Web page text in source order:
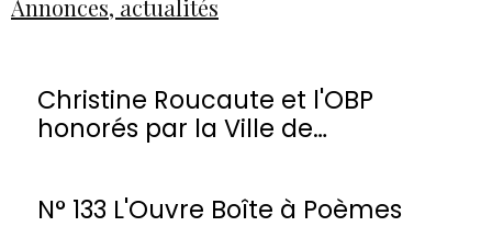
Annonces, actualités
Christine Roucaute et l'OBP
honorés par la Ville de
N° 133 L'Ouvre Boîte à Poèmes